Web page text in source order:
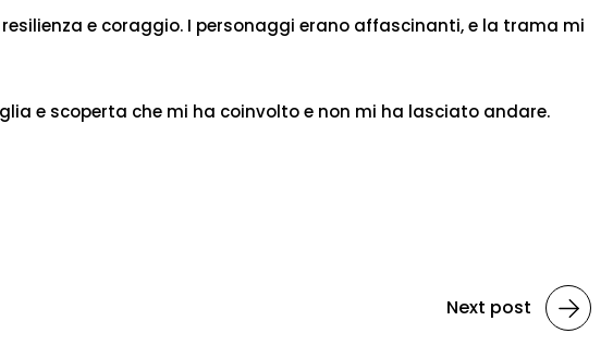
e coraggio. I personaggi erano affascinanti, e la trama mi
e scoperta che mi ha coinvolto e non mi ha lasciato andare.
Next post